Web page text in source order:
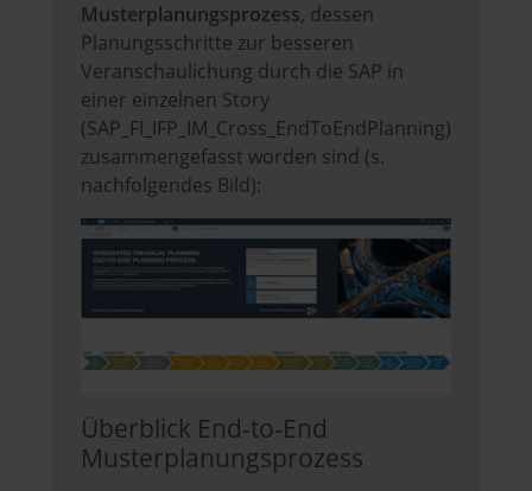
Musterplanungsprozess, dessen
Planungsschritte zur besseren
Veranschaulichung durch die SAP in
einer einzelnen Story
(SAP_FI_IFP_IM_Cross_EndToEndPlanning)
zusammengefasst worden sind (s.
nachfolgendes Bild):
Überblick End-to-End
Musterplanungsprozess